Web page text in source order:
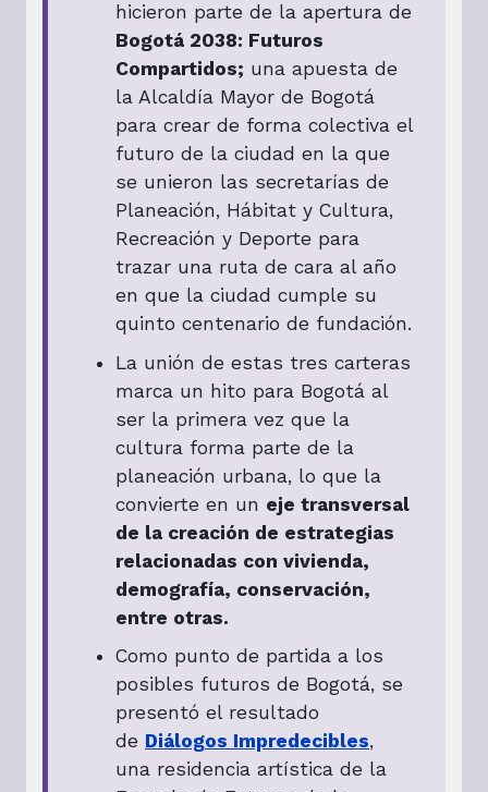
hicieron parte de la apertura de
Bogotá 2038: Futuros
Compartidos; una apuesta de
la Alcaldía Mayor de Bogotá
para crear de forma colectiva el
futuro de la ciudad en la que
se unieron las secretarías de
Planeación, Hábitat y Cultura,
Recreación y Deporte para
trazar una ruta de cara al año
en que la ciudad cumple su
quinto centenario de fundación.
La unión de estas tres carteras
marca un hito para Bogotá al
ser la primera vez que la
cultura forma parte de la
planeación urbana, lo que la
convierte en un eje transversal
de la creación de estrategias
relacionadas con vivienda,
demografía, conservación,
entre otras.
Como punto de partida a los
posibles futuros de Bogotá, se
presentó el resultado
de Diálogos Impredecibles,
una residencia artística de la